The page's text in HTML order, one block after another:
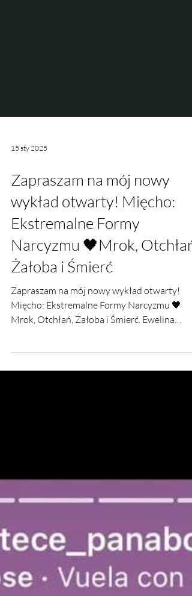
15 sty 2025
Zapraszam na mój nowy
wykład otwarty! Mięcho:
Ekstremalne Formy
Narcyzmu 🖤Mrok, Otchłań,
Żałoba i Śmierć
Mrok, Otchłań, Żałoba i Śmierć. Ewelina